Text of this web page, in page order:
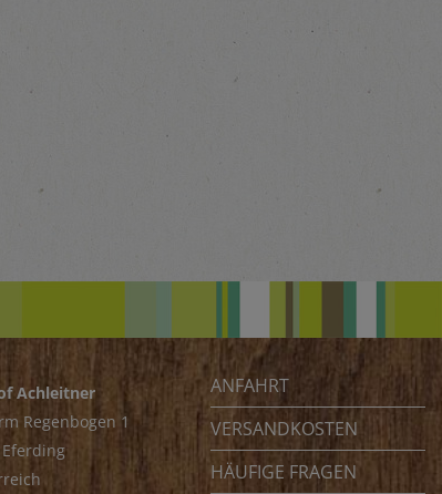
Achleitner
Regenbogen 1
ANFAHRT
VERSANDKOSTEN
HÄUFIGE FRAGEN